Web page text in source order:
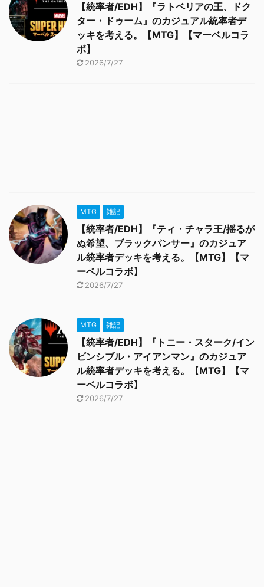
【統率者/EDH】『ラトベリアの王、ドク
ター・ドゥーム』のカジュアル統率者デ
ッキを考える。【MTG】【マーベルコラ
ボ】
2026/7/27
MTG 雑記
【統率者/EDH】『ティ・チャラ王/揺るが
ぬ希望、ブラックパンサー』のカジュア
ル統率者デッキを考える。【MTG】【マ
ーベルコラボ】
2026/7/27
MTG 雑記
【統率者/EDH】『トニー・スターク/イン
ビンシブル・アイアンマン』のカジュア
ル統率者デッキを考える。【MTG】【マ
ーベルコラボ】
2026/7/27